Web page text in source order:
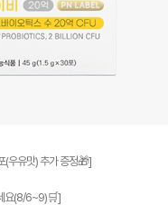
(우유맛) 추가 증정🎁]
요(8/6~9)🛒]